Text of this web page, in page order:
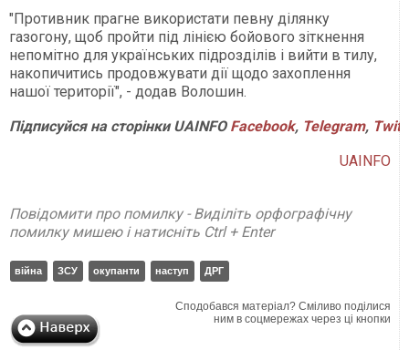
"Противник прагне використати певну ділянку
газогону, щоб пройти під лінією бойового зіткнення
непомітно для українських підрозділів і вийти в тилу,
накопичитись продовжувати дії щодо захоплення
нашої території", - додав Волошин.
ПідписуйсянасторінкиUAINFO Facebook, Telegram,
UAINFO
Повідомити про помилку - Виділіть орфографічну
помилку мишею і натисніть Ctrl + Enter
війна ЗСУ окупанти наступ ДРГ
Сподобався матеріал? Сміливо поділися
ним в соцмережах через ці кнопки